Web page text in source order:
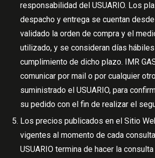
responsabilidad del USUARIO. Los
despacho y entrega se cuentan
validado la orden de compra y el
utilizado, y se consideran días
cumplimiento de dicho plazo. IMR
comunicar por mail o por cualquier
suministrado el USUARIO, para
su pedido con el fin de realizar el
Los precios publicados en el Sitio
vigentes al momento de cada
USUARIO termina de hacer la